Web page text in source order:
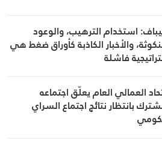
استخدام الترهيب، والوعود
والأخبار الكاذبة كأوراق ضغط هي
فاشلة
العمالي العام يعلّق اجتماعه
بانتظار نتائج اجتماع السراي